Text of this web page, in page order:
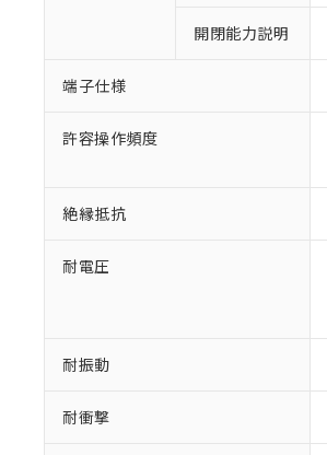
開閉能力説明
端子仕様
許容操作頻度
絶縁抵抗
耐電圧
耐振動
耐衝撃